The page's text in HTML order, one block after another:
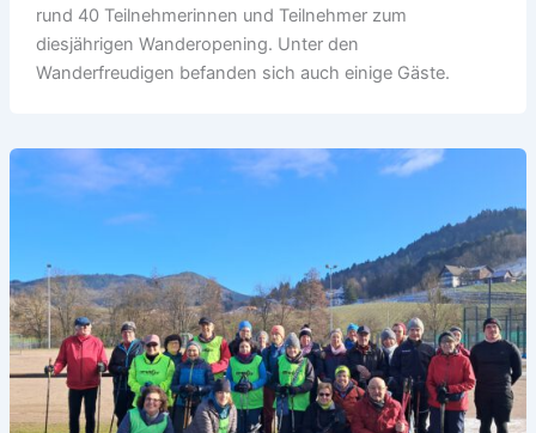
rund 40 Teilnehmerinnen und Teilnehmer zum
diesjährigen Wanderopening. Unter den
Wanderfreudigen befanden sich auch einige Gäste.